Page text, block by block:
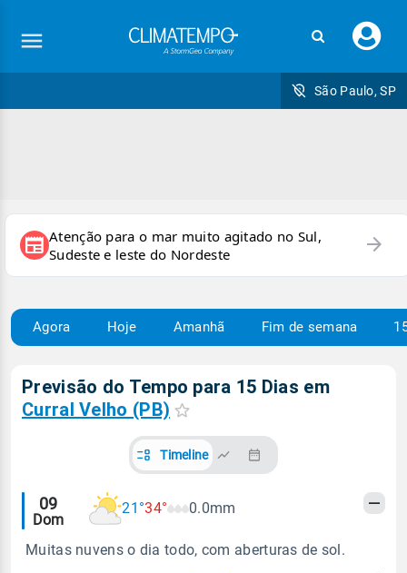
seu
São Paulo, SP
newspaper Atenção para o mar muito agitado no Sul,
Sudeste e leste do Nordeste
arrow_forward
Agora Hoje Amanhã Fim de semana
Previsão do Tempo para 15 Dias em
Curral Velho (PB)
Timeline
Alertas
meteorológicos
09
Dom
21°34° 0.0mm
Muitas nuvens o dia todo, com aberturas de sol.